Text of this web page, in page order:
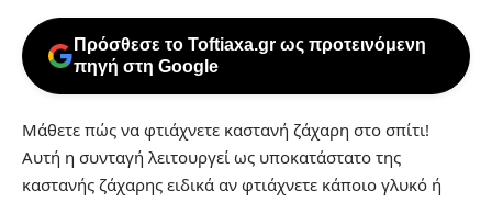
Πρόσθεσε το Toftiaxa.gr ως προτεινόμενη
πηγή στη Google
Μάθετε πώς να φτιάχνετε καστανή ζάχαρη στο σπίτι!
Αυτή η συνταγή λειτουργεί ως υποκατάστατο της
καστανής ζάχαρης ειδικά αν φτιάχνετε κάποιο γλυκό ή